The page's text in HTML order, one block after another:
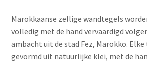
Marokkaanse zellige wandtegels
volledig met de hand vervaardigd
ambacht uit de stad Fez, Marokko.
gevormd uit natuurlijke klei, met de